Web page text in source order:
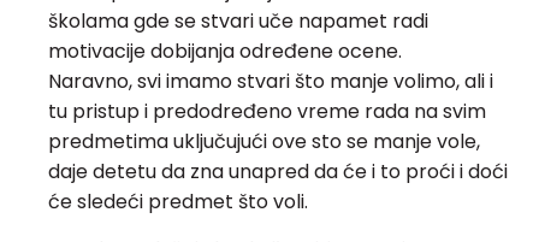
školama gde se stvari uče napamet radi
motivacije dobijanja određene ocene.
Naravno, svi imamo stvari što manje volimo, ali i
tu pristup i predodređeno vreme rada na svim
predmetima uključujući ove sto se manje vole,
daje detetu da zna unapred da će i to proći i doći
će sledeći predmet što voli.